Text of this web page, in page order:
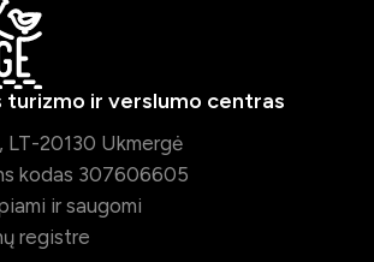
turizmo ir verslumo centras
LT-20130 Ukmergė
kodas 307606605
ir saugomi
registre